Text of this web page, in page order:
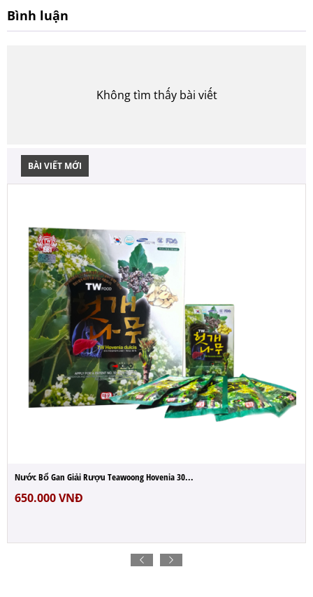
Bình luận
Không tìm thấy bài viết
BÀI VIẾT MỚI
Nước Bổ Gan Giải Rượu Teawoong Hovenia 30...
650.000VNĐ